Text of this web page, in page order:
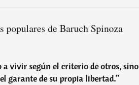
populares de Baruch Spinoza
a vivir según el criterio de otros, sino
garante de su propia libertad.”